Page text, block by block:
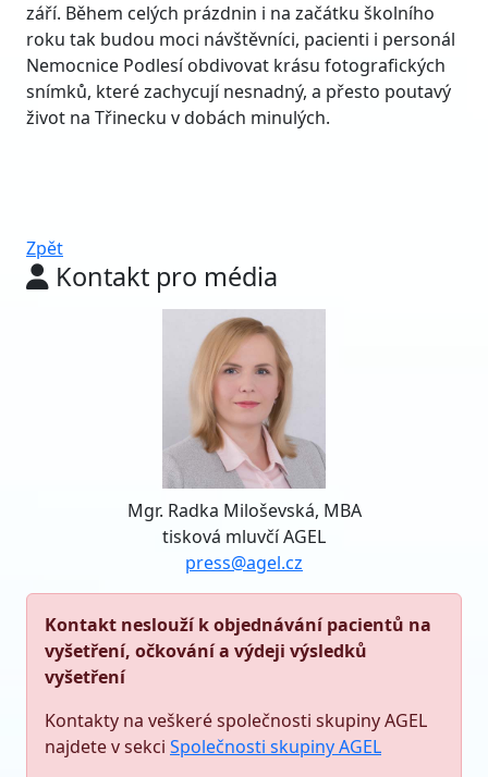
září. Během celých prázdnin i na začátku školního
roku tak budou moci návštěvníci, pacienti i personál
Nemocnice Podlesí obdivovat krásu fotografických
snímků, které zachycují nesnadný, a přesto poutavý
život na Třinecku v dobách minulých.
Zpět
Kontakt pro média
Mgr. Radka Miloševská, MBA
tisková mluvčí AGEL
press@agel.cz
Kontakt neslouží k objednávání pacientů na
vyšetření, očkování a výdeji výsledků
vyšetření
Kontakty na veškeré společnosti skupiny AGEL
najdete v sekci Společnosti skupiny AGEL